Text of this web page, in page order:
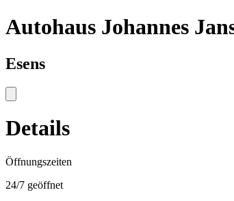
Autohaus Johannes
Esens
Details
Öffnungszeiten
24/7 geöffnet